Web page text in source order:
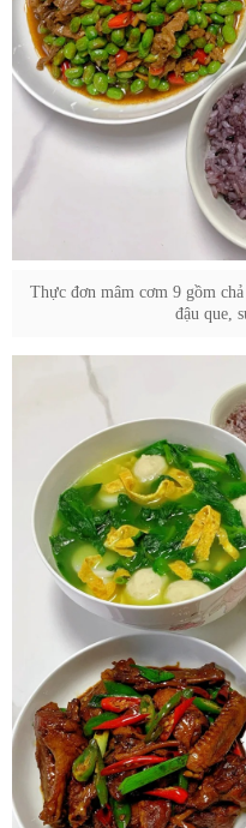
Thực đơn mâm cơm 9 gồm
đậu que,